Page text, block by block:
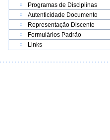
Programas de Disciplinas
Autenticidade Documento
Representação Discente
Formulários Padrão
Links